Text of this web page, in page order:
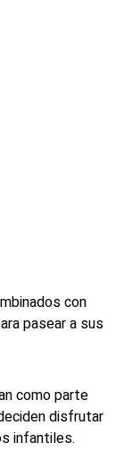
con
pasear a sus
como parte
disfrutar
infantiles.